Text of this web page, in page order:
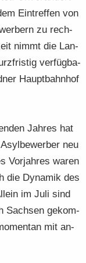
Ein­tref­fen von
zu rech­
nimmt die Lan­
ver­füg­ba­
Haupt­bahn­hof
Jah­res hat
neu
Vor­jah­res waren
die Dy­na­mik des
im Juli sind
Sach­sen ge­kom­
mit an­